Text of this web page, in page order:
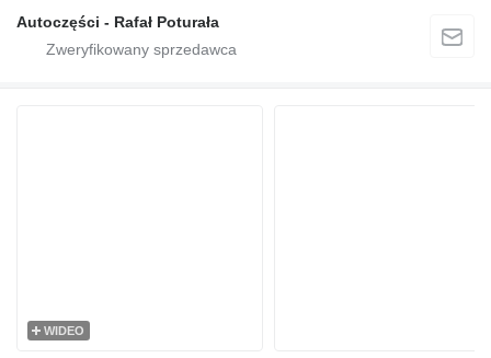
Autoczęści - Rafał Poturała
WIDEO